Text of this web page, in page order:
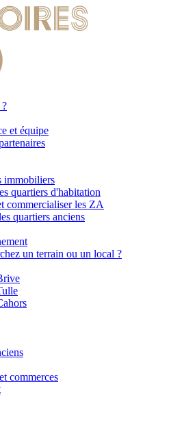
et équipe
immobiliers
quartiers d'habitation
commercialiser les ZA
quartiers anciens
un terrain ou un local ?
commerces